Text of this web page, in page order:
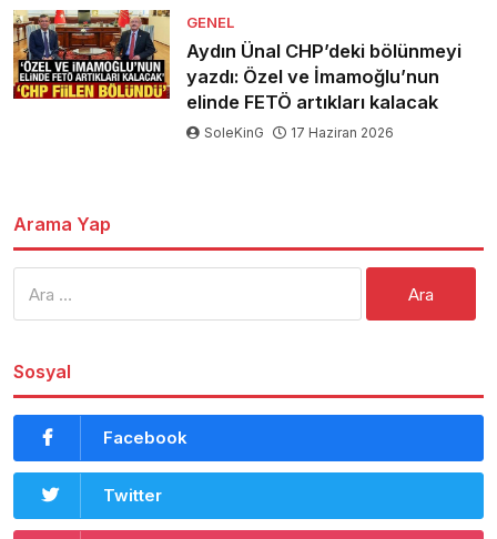
GENEL
Aydın Ünal CHP’deki bölünmeyi
yazdı: Özel ve İmamoğlu’nun
elinde FETÖ artıkları kalacak
SoleKinG 17 Haziran 2026
Arama Yap
Sosyal
Facebook
Twitter